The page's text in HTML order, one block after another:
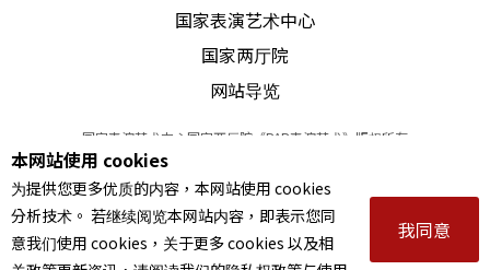
国家表演艺术中心
国家两厅院
网站导览
国家表演艺术中心国家两厅院《PAR表演艺术》版权所有
© 2022Performing arts redefined. All Rights Reserved
统一编号 Tax Id number 00973926
本站所提供相关演出资讯，如有异动应以主办单位公告为准。
服务条款｜隐私权声明｜著作权声明
本网站使用 cookies
为提供您更多优质的内容，本网站使用 cookies
分析技术。 若继续阅览本网站内容，即表示您同
意我们使用 cookies，关于更多 cookies 以及相
我同意